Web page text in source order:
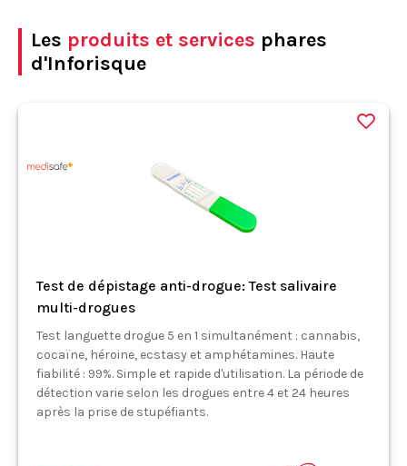
Les produits et services phares
d'Inforisque
Test de dépistage anti-drogue: Test salivaire
multi-drogues
Test languette drogue 5 en 1 simultanément : cannabis,
cocaïne, héroine, ecstasy et amphétamines. Haute
fiabilité : 99%. Simple et rapide d'utilisation. La période de
détection varie selon les drogues entre 4 et 24 heures
après la prise de stupéfiants.